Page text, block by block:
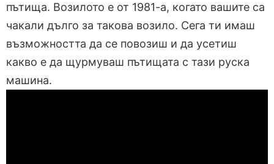
пътища. Возилото е от 1981-а, когато вашите са
чакали дълго за такова возило. Сега ти имаш
възможността да се повозиш и да усетиш
какво е да щурмуваш пътищата с тази руска
машина.